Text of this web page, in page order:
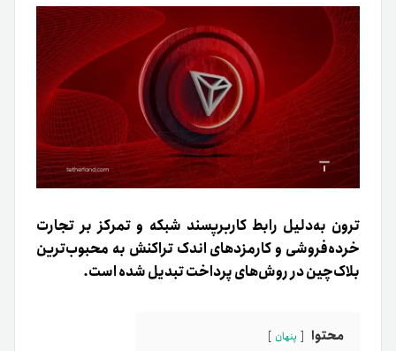
ترون به‌دلیل رابط کاربرپسند شبکه و تمرکز بر تجارت
خرده‌فروشی و کارمزدهای اندک تراکنش به محبوب‌ترین
بلاک‌چین در روش‌های پرداخت تبدیل شده است.
محتوا پنهان